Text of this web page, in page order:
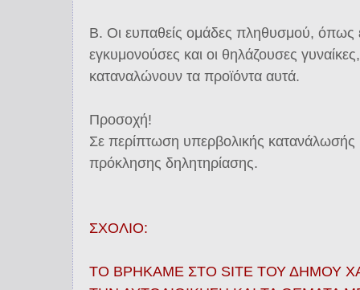
Β. Οι ευπαθείς ομάδες πληθυσμού, όπως
εγκυμονούσες και οι θηλάζουσες
καταναλώνουν τα προϊόντα αυτά.
Προσοχή!
Σε περίπτωση υπερβολικής κατανάλωσής
πρόκλησης δηλητηρίασης.
ΣΧΟΛΙΟ:
ΤΟ ΒΡΗΚΑΜΕ ΣΤΟ SITE ΤΟΥ ΔΗΜΟΥ